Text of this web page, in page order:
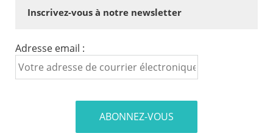
Inscrivez-vous à notre newsletter
Adresse email :